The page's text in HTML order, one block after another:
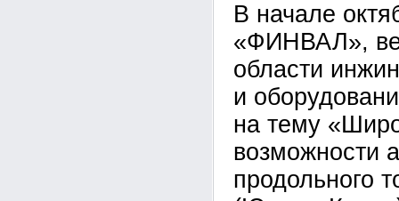
В начале
«ФИНВАЛ»,
области
и
на тему
возможности
продольного